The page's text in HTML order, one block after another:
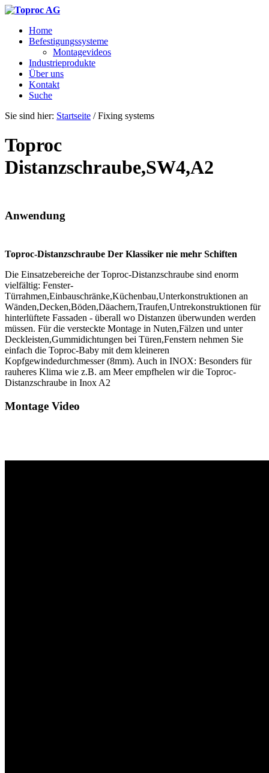
Home
Befestigungssysteme
Montagevideos
Industrieprodukte
Über uns
Kontakt
Suche
Sie sind hier: Startseite / Fixing systems
Toproc
Distanzschraube,SW4,A2
Anwendung
Toproc-Distanzschraube Der Klassiker nie mehr Schiften
Die Einsatzebereiche der Toproc-Distanzschraube sind enorm
vielfältig: Fenster-
Türrahmen,Einbauschränke,Küchenbau,Unterkonstruktionen an
Wänden,Decken,Böden,Däachern,Traufen,Untrekonstruktionen für
hinterlüftete Fassaden - überall wo Distanzen überwunden werden
müssen. Für die versteckte Montage in Nuten,Fälzen und unter
Deckleisten,Gummidichtungen bei Türen,Fenstern nehmen Sie
einfach die Toproc-Baby mit dem kleineren
Kopfgewindedurchmesser (8mm). Auch in INOX: Besonders für
rauheres Klima wie z.B. am Meer empfhelen wir die Toproc-
Distanzschraube in Inox A2
Montage Video